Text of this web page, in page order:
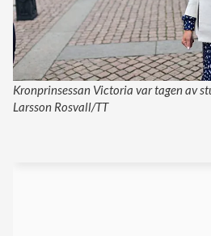
Kronprinsessan Victoria var tagen av
Larsson Rosvall/TT